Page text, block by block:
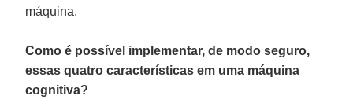
máquina.
Como é possível implementar, de modo seguro,
essas quatro características em uma máquina
cognitiva?